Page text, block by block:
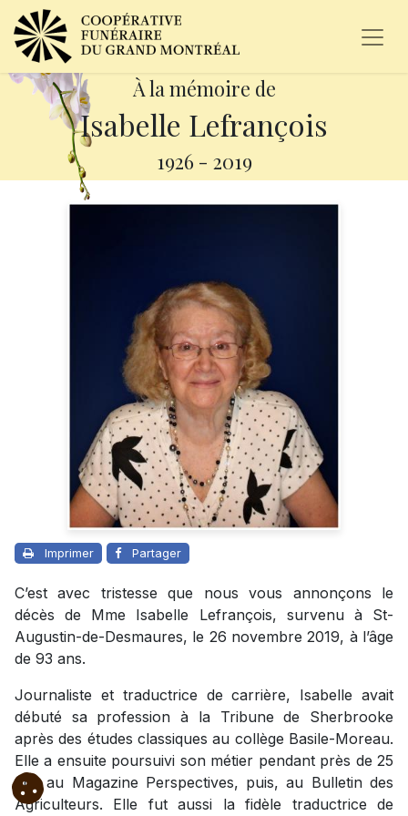
À la mémoire de
Isabelle Lefrançois
1926 - 2019
Imprimer Partager
C’est avec tristesse que nous vous annonçons le
décès de Mme Isabelle Lefrançois, survenu à St-
Augustin-de-Desmaures, le 26 novembre 2019, à l’âge
de 93 ans.
Journaliste et traductrice de carrière, Isabelle avait
débuté sa profession à la Tribune de Sherbrooke
après des études classiques au collège Basile-Moreau.
Elle a ensuite poursuivi son métier pendant près de 25
ans au Magazine Perspectives, puis, au Bulletin des
Agriculteurs. Elle fut aussi la fidèle traductrice de